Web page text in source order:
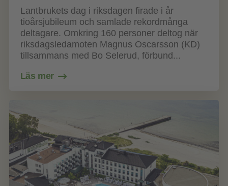
Lantbrukets dag i riksdagen firade i år
tioårsjubileum och samlade rekordmånga
deltagare. Omkring 160 personer deltog när
riksdagsledamoten Magnus Oscarsson (KD)
tillsammans med Bo Selerud, förbund...
Läs mer